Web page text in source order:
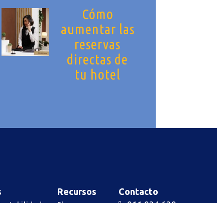
Cómo
aumentar las
reservas
directas de
tu hotel
Recursos Contacto